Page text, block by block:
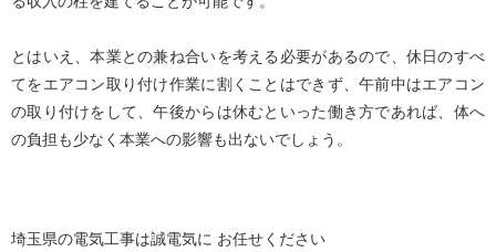
とはいえ、本業との兼ね合いを考える必要があるので、休日のすべ
てをエアコン取り付け作業に割くことはできず、午前中はエアコン
の取り付けをして、午後からは休むといった働き方であれば、体へ
の負担も少なく本業への影響も出ないでしょう。
埼玉県の電気工事は誠電気に お任せください